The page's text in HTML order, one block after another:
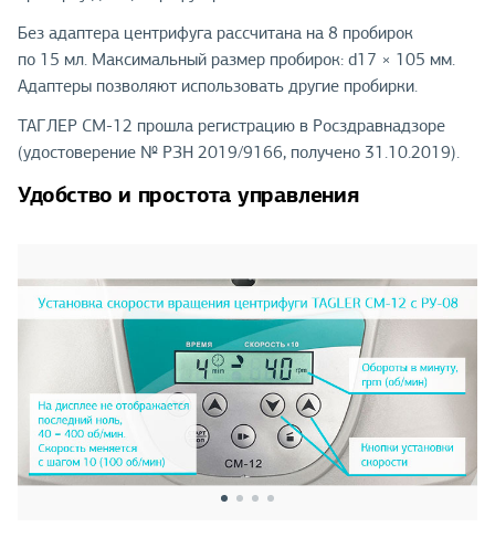
Без адаптера центрифуга рассчитана на 8 пробирок
по 15 мл. Максимальный размер пробирок: d17 × 105 мм.
Адаптеры позволяют использовать другие пробирки.
ТАГЛЕР СМ-12 прошла регистрацию в Росздравнадзоре
(удостоверение № РЗН 2019/9166, получено 31.10.2019).
Удобство и простота управления